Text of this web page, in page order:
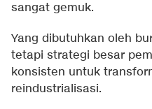
sangat gemuk.
Yang dibutuhkan oleh
tetapi strategi besar
konsisten untuk
reindustrialisasi.